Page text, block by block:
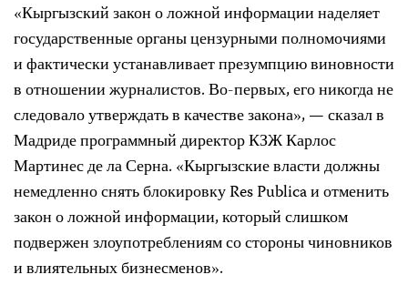
«Кыргызский закон о ложной информации наделяет
государственные органы цензурными полномочиями
и фактически устанавливает презумпцию виновности
в отношении журналистов. Во-первых, его никогда не
следовало утверждать в качестве закона», — сказал в
Мадриде программный директор КЗЖ Карлос
Мартинес де ла Серна. «Кыргызские власти должны
немедленно снять блокировку Res Publica и отменить
закон о ложной информации, который слишком
подвержен злоупотреблениям со стороны чиновников
и влиятельных бизнесменов».